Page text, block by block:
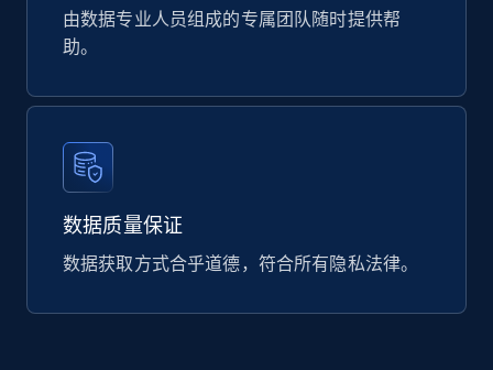
由数据专业人员组成的专属团队随时提供帮
助。
数据质量保证
数据获取方式合乎道德，符合所有隐私法律。